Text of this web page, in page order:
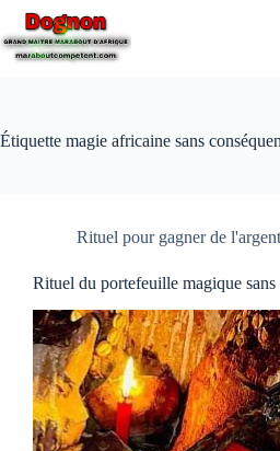
Étiquette magie africaine sans
Rituel pour gagner de
Rituel du portefeuille magique